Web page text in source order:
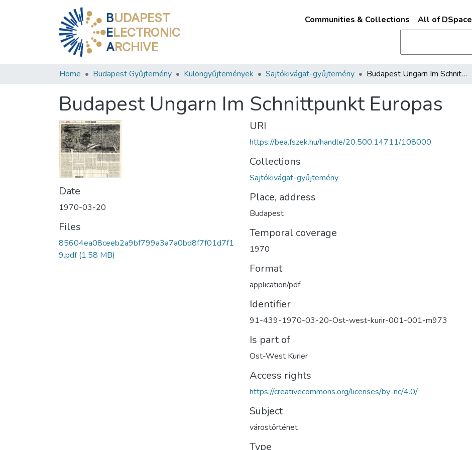
BUDAPEST
ELECTRONIC
ARCHIVE
Communities & Collections All of DSpace
Home Budapest Gyűjtemény Különgyűjtemények Sajtókivágat-gyűjtemény Budapest Ungarn Im Schnittpunkt Europas
Budapest Ungarn Im Schnittpunkt Europas
Date
1970-03-20
Files
85604ea08ceeb2a9bf799a3a7a0bd8f7f01d7f1
9.pdf(1.58 MB)
URI
https://bea.fszek.hu/handle/20.500.14711/108000
Collections
Sajtókivágat-gyűjtemény
Place, address
Budapest
Temporal coverage
1970
Format
application/pdf
Identifier
91-439-1970-03-20-Ost-west-kurir-001-001-m973
Is part of
Ost-West Kurier
Access rights
https://creativecommons.org/licenses/by-nc/4.0/
Subject
várostörténet
Type